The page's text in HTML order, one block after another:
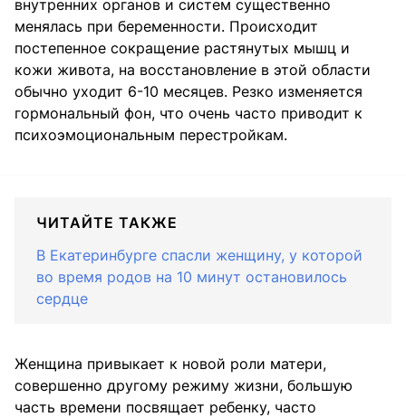
внутренних органов и систем существенно
менялась при беременности. Происходит
постепенное сокращение растянутых мышц и
кожи живота, на восстановление в этой области
обычно уходит 6-10 месяцев. Резко изменяется
гормональный фон, что очень часто приводит к
психоэмоциональным перестройкам.
ЧИТАЙТЕ ТАКЖЕ
В Екатеринбурге спасли женщину, у которой
во время родов на 10 минут остановилось
сердце
Женщина привыкает к новой роли матери,
совершенно другому режиму жизни, большую
часть времени посвящает ребенку, часто